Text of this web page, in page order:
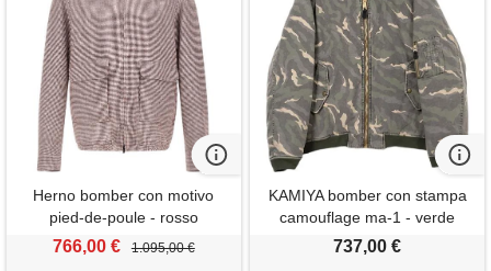
Herno bomber con motivo
pied-de-poule - rosso
766,00 € 1.095,00 €
KAMIYA bomber con stampa
camouflage ma-1 - verde
737,00 €